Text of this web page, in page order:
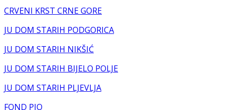
CRVENI KRST CRNE GORE
JU DOM STARIH PODGORICA
JU DOM STARIH NIKŠIĆ
JU DOM STARIH BIJELO POLJE
JU DOM STARIH PLJEVLJA
FOND PIO